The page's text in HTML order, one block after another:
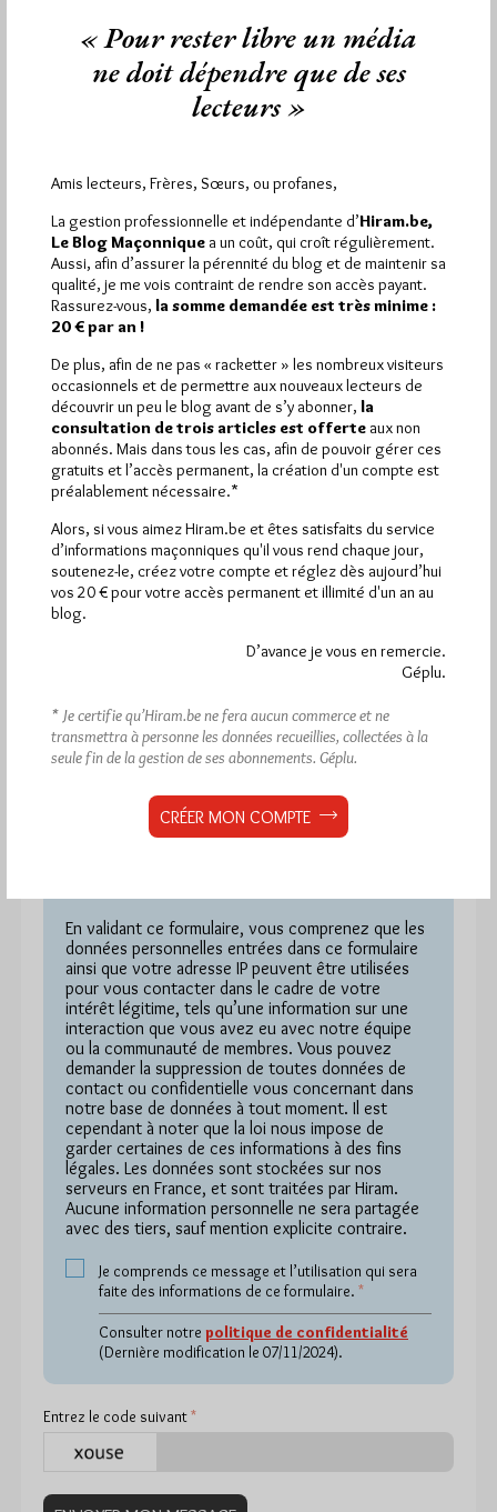
africaines sont « prudentes », et ne se dévoilent pas ou
peu sur le net. Il est difficile d’entrer en contact avec
elles. Inutile donc de nous demander des
renseignements sur des obédiences africaines, nous ne
pourrons pas y répondre.
Les champs marqués d’une*sont obligatoires.
Nom
Adresse e-mail *
Numéro de téléphone
Message*
En validant ce formulaire, vous comprenez que les
données personnelles entrées dans ce formulaire
ainsi que votre adresse IP peuvent être utilisées
pour vous contacter dans le cadre de votre
intérêt légitime, tels qu’une information sur une
interaction que vous avez eu avec notre équipe
ou la communauté de membres. Vous pouvez
demander la suppression de toutes données de
contact ou confidentielle vous concernant dans
notre base de données à tout moment. Il est
cependant à noter que la loi nous impose de
garder certaines de ces informations à des fins
légales. Les données sont stockées sur nos
serveurs en France, et sont traitées par Hiram.
Aucune information personnelle ne sera partagée
avec des tiers, sauf mention explicite contraire.
Je comprends ce message et l’utilisation qui sera
faite des informations de ce formulaire. *
Consulter notre politique de confidentialité
(Dernière modification le 07/11/2024).
Entrez le code suivant*
« Pour rester libre un média
ne doit dépendre que de ses
lecteurs »
Amis lecteurs, Frères, Sœurs, ou profanes,
La gestion professionnelle et indépendante d’Hiram.be,
Le Blog Maçonnique a un coût, qui croît régulièrement.
Aussi, afin d’assurer la pérennité du blog et de maintenir sa
qualité, je me vois contraint de rendre son accès payant.
Rassurez-vous, la somme demandée est très minime :
20 € par an !
De plus, afin de ne pas « racketter » les nombreux visiteurs
occasionnels et de permettre aux nouveaux lecteurs de
découvrir un peu le blog avant de s’y abonner, la
consultation de trois articles est offerte aux non
abonnés. Mais dans tous les cas, afin de pouvoir gérer ces
gratuits et l’accès permanent, la création d'un compte est
préalablement nécessaire.*
Alors, si vous aimez Hiram.be et êtes satisfaits du service
d’informations maçonniques qu'il vous rend chaque jour,
soutenez-le, créez votre compte et réglez dès aujourd’hui
vos 20 € pour votre accès permanent et illimité d'un an au
blog.
D’avance je vous en remercie.
Géplu.
* Je certifie qu’Hiram.be ne fera aucun commerce et ne
transmettra à personne les données recueillies, collectées à la
seule fin de la gestion de ses abonnements. Géplu.
CRÉER MON COMPTE